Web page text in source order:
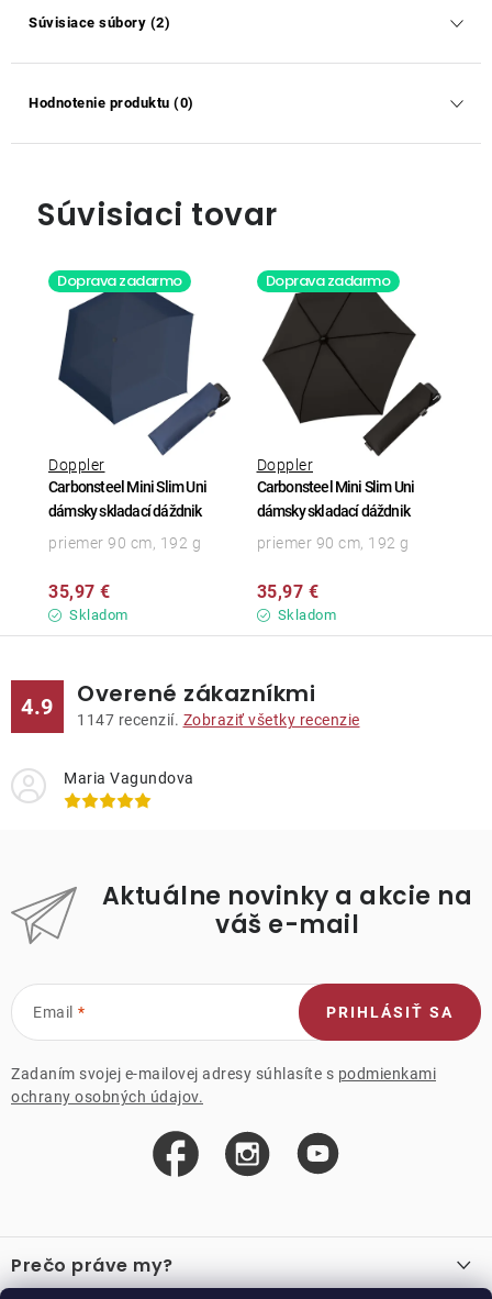
Súvisiace súbory (2)
Hodnotenie produktu (0)
Súvisiaci tovar
Doprava zadarmo
Carbonsteel Mini Slim Uni
dámsky skladací dáždnik
Doppler
Skladom
35,97 €
priemer 90 cm, 192 g
Doprava zadarmo
Carbonsteel Mini Slim Uni
dámsky skladací dáždnik
Doppler
Skladom
35,97 €
priemer 90 cm, 192 g
4.9 Overené zákazníkmi
1147 recenzií. Zobraziť všetky recenzie
Maria Vagundova
Aktuálne novinky a akcie na
váš e-mail
Email
Zadaním svojej e-mailovej adresy súhlasíte s podmienkami
ochrany osobných údajov.
PRIHLÁSIŤ SA
á
pPrečo práve my?